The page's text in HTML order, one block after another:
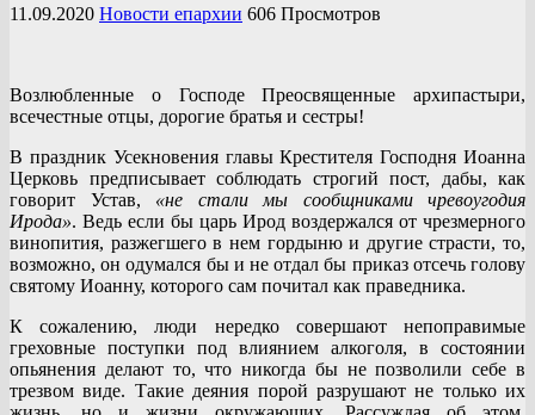
11.09.2020 Новости епархии 606 Просмотров
Возлюбленные о Господе Преосвященные архипастыри,
всечестные отцы, дорогие братья и сестры!
В праздник Усекновения главы Крестителя Господня Иоанна
Церковь предписывает соблюдать строгий пост, дабы, как
говорит Устав, «не стали мы сообщниками чревоугодия
Ирода». Ведь если бы царь Ирод воздержался от чрезмерного
винопития, разжегшего в нем гордыню и другие страсти, то,
возможно, он одумался бы и не отдал бы приказ отсечь голову
святому Иоанну, которого сам почитал как праведника.
К сожалению, люди нередко совершают непоправимые
греховные поступки под влиянием алкоголя, в состоянии
опьянения делают то, что никогда бы не позволили себе в
трезвом виде. Такие деяния порой разрушают не только их